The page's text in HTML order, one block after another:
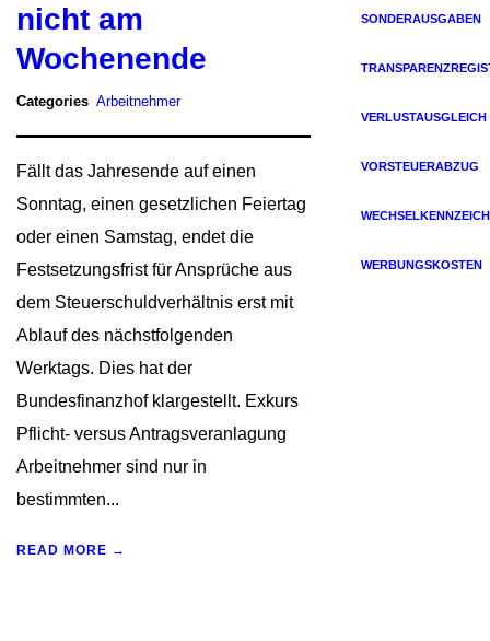
nicht am
Wochenende
Categories Arbeitnehmer
Fällt das Jahresende auf einen
Sonntag, einen gesetzlichen Feiertag
oder einen Samstag, endet die
Festsetzungsfrist für Ansprüche aus
dem Steuerschuldverhältnis erst mit
Ablauf des nächstfolgenden
Werktags. Dies hat der
Bundesfinanzhof klargestellt. Exkurs
Pflicht- versus Antragsveranlagung
Arbeitnehmer sind nur in
bestimmten...
READ MORE →
SONDERAUSGABEN
VERLUSTAUSGLEICH
VORSTEUERABZUG
WERBUNGSKOSTEN